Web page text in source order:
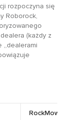
rozpoczyna się
Roborock,
(każdy z
„dealerami
RockMow